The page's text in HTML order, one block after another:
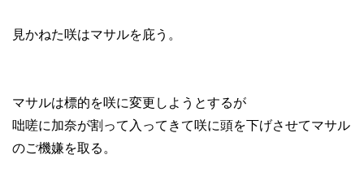
見かねた咲はマサルを庇う。
マサルは標的を咲に変更しようとするが
咄嗟に加奈が割って入ってきて咲に頭を下げさせてマサル
のご機嫌を取る。